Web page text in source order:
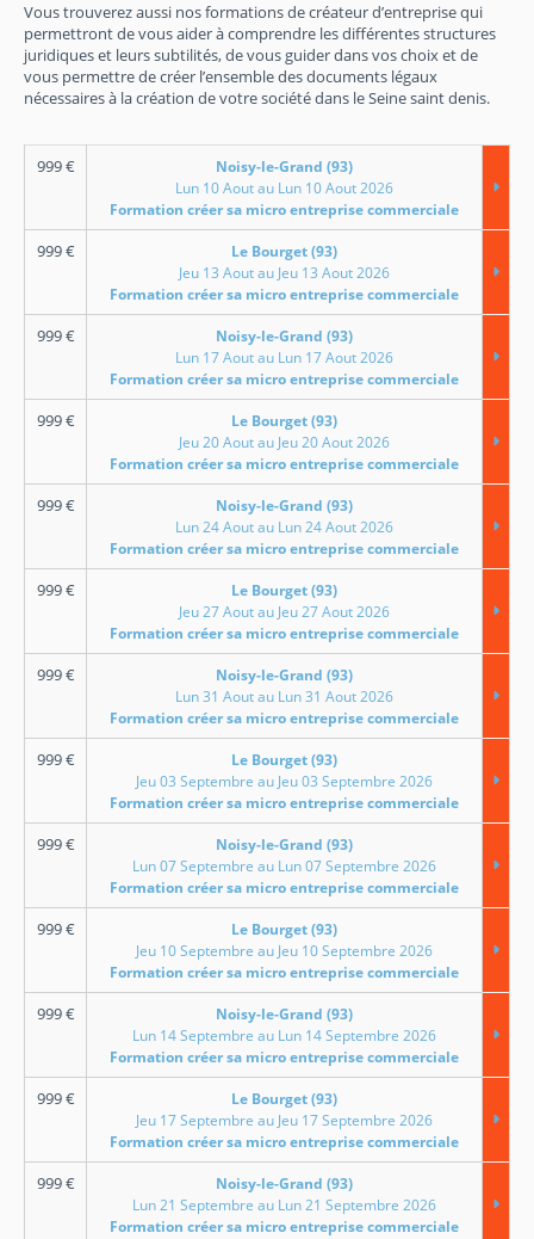
Vous trouverez aussi nos formations de créateur d’entreprise qui
permettront de vous aider à comprendre les différentes structures
juridiques et leurs subtilités, de vous guider dans vos choix et de
vous permettre de créer l’ensemble des documents légaux
nécessaires à la création de votre société dans le Seine saint denis.
999€
Noisy-le-Grand (93)
Lun 10 Aout au Lun 10 Aout 2026
Formation créer sa micro entreprise commerciale
999€
Le Bourget (93)
Jeu 13 Aout au Jeu 13 Aout 2026
Formation créer sa micro entreprise commerciale
999€
Noisy-le-Grand (93)
Lun 17 Aout au Lun 17 Aout 2026
Formation créer sa micro entreprise commerciale
999€
Le Bourget (93)
Jeu 20 Aout au Jeu 20 Aout 2026
Formation créer sa micro entreprise commerciale
999€
Noisy-le-Grand (93)
Lun 24 Aout au Lun 24 Aout 2026
Formation créer sa micro entreprise commerciale
999€
Le Bourget (93)
Jeu 27 Aout au Jeu 27 Aout 2026
Formation créer sa micro entreprise commerciale
999€
Noisy-le-Grand (93)
Lun 31 Aout au Lun 31 Aout 2026
Formation créer sa micro entreprise commerciale
999€
Le Bourget (93)
Jeu 03 Septembre au Jeu 03 Septembre 2026
Formation créer sa micro entreprise commerciale
999€
Noisy-le-Grand (93)
Lun 07 Septembre au Lun 07 Septembre 2026
Formation créer sa micro entreprise commerciale
999€
Le Bourget (93)
Jeu 10 Septembre au Jeu 10 Septembre 2026
Formation créer sa micro entreprise commerciale
999€
Noisy-le-Grand (93)
Lun 14 Septembre au Lun 14 Septembre 2026
Formation créer sa micro entreprise commerciale
999€
Le Bourget (93)
Jeu 17 Septembre au Jeu 17 Septembre 2026
Formation créer sa micro entreprise commerciale
999€
Noisy-le-Grand (93)
Lun 21 Septembre au Lun 21 Septembre 2026
Formation créer sa micro entreprise commerciale